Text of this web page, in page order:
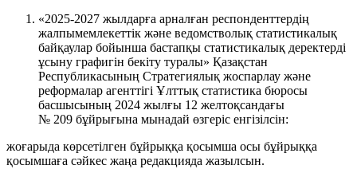
«2025-2027 жылдарға арналған респонденттердің
жалпымемлекеттік және ведомстволық статистикалық
байқаулар бойынша бастапқы статистикалық деректерді
ұсыну графигін бекіту туралы» Қазақстан
Республикасының Стратегиялық жоспарлау және
реформалар агенттігі Ұлттық статистика бюросы
басшысының 2024 жылғы 12 желтоқсандағы
№ 209 бұйрығына мынадай өзгеріс енгізілсін:
жоғарыда көрсетілген бұйрыққа қосымша осы бұйрыққа
қосымшаға сәйкес жаңа редакцияда жазылсын.